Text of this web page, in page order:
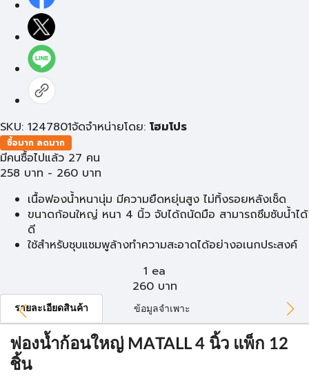
SKU: 1247801จัดจำหน่ายโดย: โฮมโปร
ซื้อมาก ลดมาก
มีคนซื้อไปแล้ว 27 คน
258 บาท - 260 บาท
เนื้อฟองน้ำหนานุ่ม มีความยืดหยุ่นสูง ไม่ทิ้งรอยหลังเช็ด
ขนาดก้อนใหญ่ หนา 4 นิ้ว จับได้ถนัดมือ สามารถซึมซับน้ำได้
ดี
ใช้สำหรับชุบแชมพูล้างทำความสะอาดได้อย่างอเนกประสงค์
1 ea
260 บาท
รายละเอียดสินค้า ข้อมูลจำเพาะ
ฟองน้ำก้อนใหญ่ MATALL 4 นิ้ว แพ็ก 12
ชิ้น